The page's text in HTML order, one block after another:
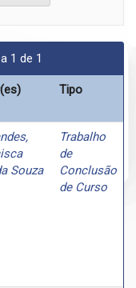
1 de 1
Tipo
Souza
Trabalho
de
Conclusão
de Curso